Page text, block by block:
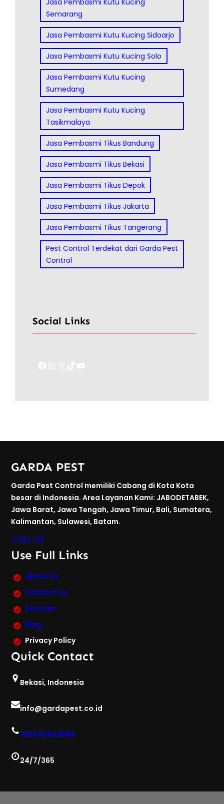
Semarang
Jasa Pembasmi Kutu Kucing Sidoarjo
Jasa Pembasmi Kutu Kucing Solo
Jasa Pembasmi Kutu Kucing
Sumedang
Jasa Pembasmi Kutu Kucing
Tasikmalaya
Jasa Pembasmi Tikus Bandung
Jasa Pembasmi Tikus Bekasi
Jasa Pembasmi Tikus Depok
Jasa Pembasmi Tikus Jakarta
Jasa Pembasmi Tikus Tangerang
Pest Control Terdekat dari Garda Pest
Control
Social Links
Facebook Instagram TikTok YouTube
GARDA PEST
Garda Pest Control memiliki Cabang di Kota Kota
besar di Indonesia. Area Layanan Kami: JABODETABEK,
Jawa Barat, Jawa Tengah, Jawa Timur, Bali, Sumatera,
Kalimantan, Sulawesi, Batam.
CALL US
Use Full Links
About Us
Contact Us
Services
Blog
Privacy Policy
Quick Contact
Bekasi, Indonesia
info@gardapest.co.id
0813 8299 9966
24/7/365